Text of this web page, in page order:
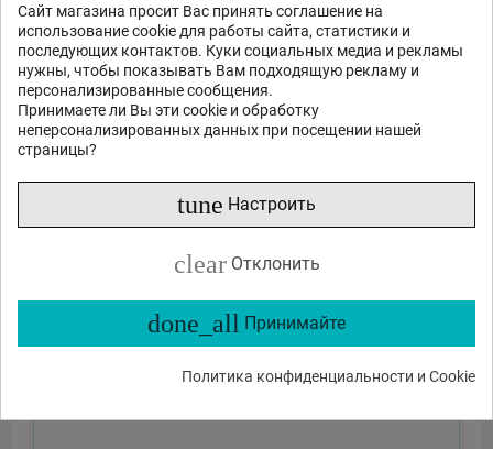
Сайт магазина просит Вас принять соглашение на
использование cookie для работы сайта, статистики и
последующих контактов. Куки социальных медиа и рекламы
нужны, чтобы показывать Вам подходящую рекламу и
персонализированные сообщения.
Принимаете ли Вы эти cookie и обработку
неперсонализированных данных при посещении нашей
страницы?
tune Настроить
clear Отклонить
done_all Принимайте
Политика конфиденциальности и Cookie